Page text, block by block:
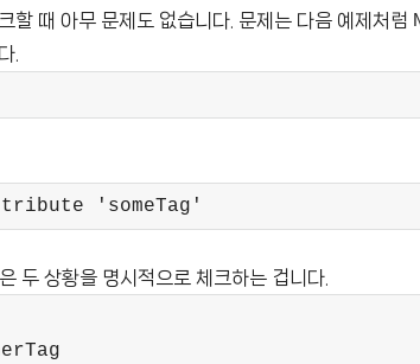
때 아무 문제도 없습니다. 문제는 다음 예제처럼
.
'someTag'
두 상황을 명시적으로 체크하는 겁니다.